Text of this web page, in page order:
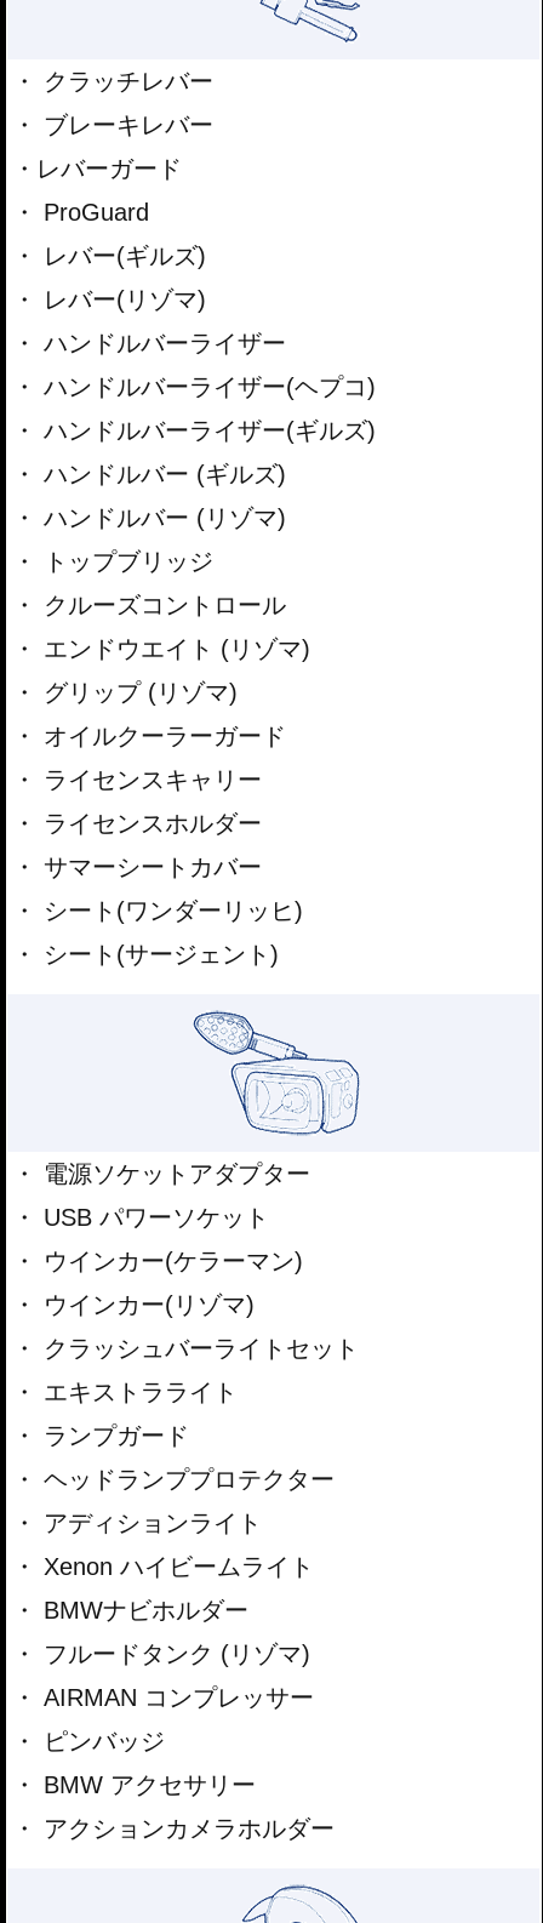
クラッチレバー
ブレーキレバー
レバーガード
ProGuard
レバー(ギルズ)
レバー(リゾマ)
ハンドルバーライザー
ハンドルバーライザー(ヘプコ)
ハンドルバーライザー(ギルズ)
ハンドルバー (ギルズ)
ハンドルバー (リゾマ)
トップブリッジ
クルーズコントロール
エンドウエイト (リゾマ)
グリップ (リゾマ)
オイルクーラーガード
ライセンスキャリー
ライセンスホルダー
サマーシートカバー
シート(ワンダーリッヒ)
シート(サージェント)
電源ソケットアダプター
USB パワーソケット
ウインカー(ケラーマン)
ウインカー(リゾマ)
クラッシュバーライトセット
エキストラライト
ランプガード
ヘッドランププロテクター
アディションライト
Xenon ハイビームライト
BMWナビホルダー
フルードタンク (リゾマ)
AIRMAN コンプレッサー
ピンバッジ
BMW アクセサリー
アクションカメラホルダー